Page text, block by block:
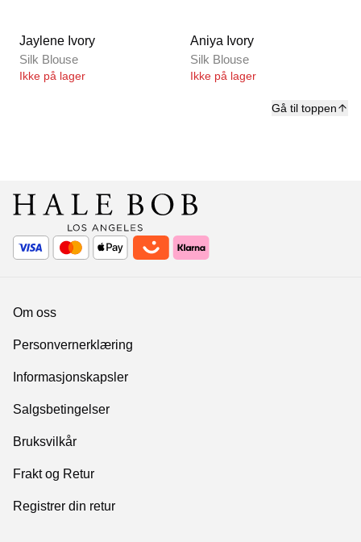
Gå til toppen
Jaylene Ivory
Silk Blouse
Ikke på lager
Aniya Ivory
Silk Blouse
Ikke på lager
Om oss
Personvernerklæring
Informasjonskapsler
Salgsbetingelser
Bruksvilkår
Frakt og Retur
Registrer din retur